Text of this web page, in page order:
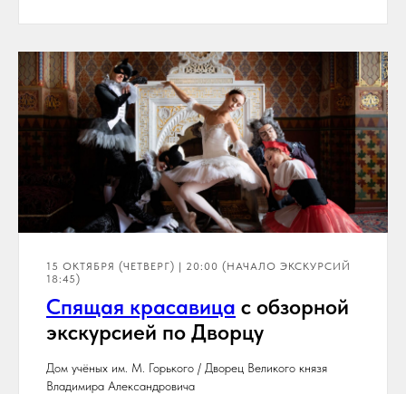
15 ОКТЯБРЯ (ЧЕТВЕРГ) | 20:00 (НАЧАЛО ЭКСКУРСИЙ
18:45)
Спящая красавица с обзорной
экскурсией по Дворцу
Дом учёных им. М. Горького / Дворец Великого князя
Владимира Александровича